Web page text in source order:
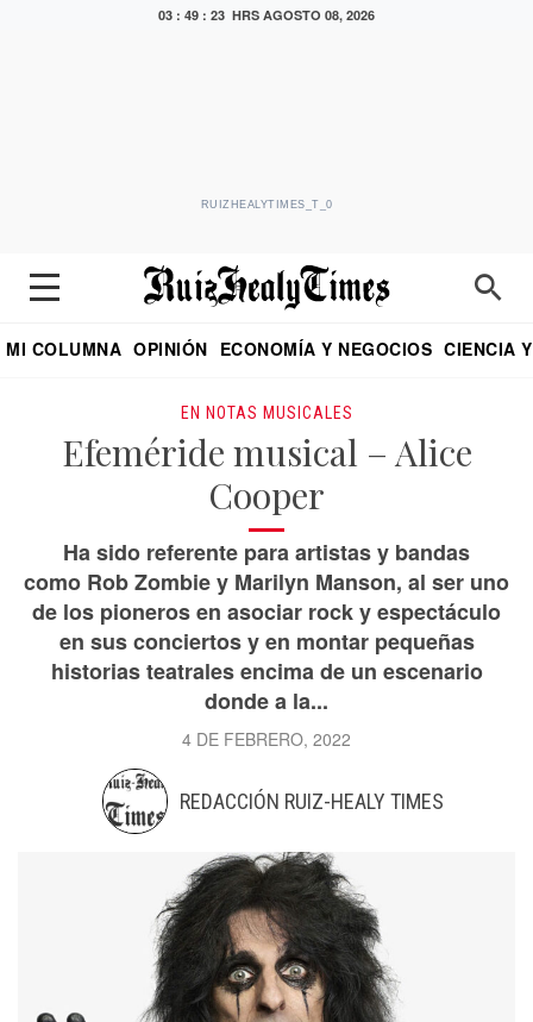
03 : 49 : 24 HRS AGOSTO 08, 2026
RUIZHEALYTIMES_T_0
MI COLUMNA OPINIÓN ECONOMÍA Y NEGOCIOS CIENCIA
EN NOTAS MUSICALES
Efeméride musical – Alice
Cooper
Ha sido referente para artistas y bandas
como Rob Zombie y Marilyn Manson, al ser uno
de los pioneros en asociar rock y espectáculo
en sus conciertos y en montar pequeñas
historias teatrales encima de un escenario
donde a la...
4 DE FEBRERO, 2022
REDACCIÓN RUIZ-HEALY TIMES